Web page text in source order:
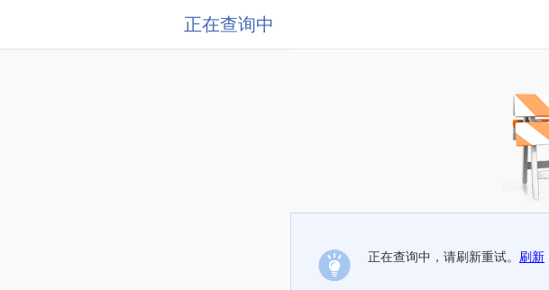
正在查询中
正在查询中，请刷新重试。 刷新